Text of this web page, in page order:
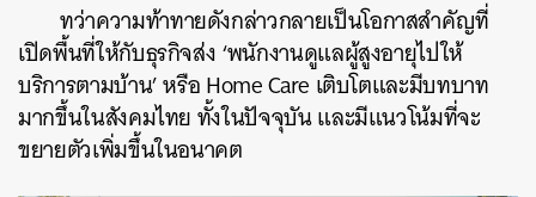
ทว่าความท้าทายดังกล่าวกลายเป็นโอกาสสำคัญที่
เปิดพื้นที่ให้กับธุรกิจส่ง ‘พนักงานดูแลผู้สูงอายุไปให้
บริการตามบ้าน’ หรือ Home Care เติบโตและมีบทบาท
มากขึ้นในสังคมไทย ทั้งในปัจจุบัน และมีแนวโน้มที่จะ
ขยายตัวเพิ่มขึ้นในอนาคต